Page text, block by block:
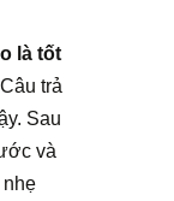
là tốt
trả
Sau
và
nhẹ